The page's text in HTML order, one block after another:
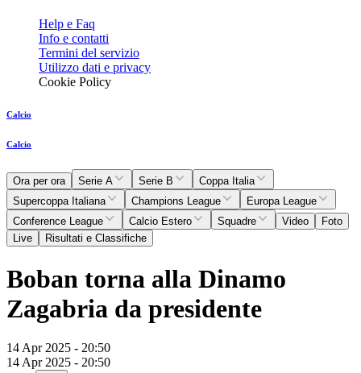
Help e Faq
Info e contatti
Termini del servizio
Utilizzo dati e privacy
Cookie Policy
Calcio
Calcio
Ora per ora Serie A Serie B
Coppa Italia
Supercoppa Italiana
Champions League
Europa League
Conference League
Calcio Estero Squadre Video
Foto
Live
Risultati e Classifiche
Boban torna alla Dinamo
Zagabria da presidente
14 Apr 2025 - 20:50
14 Apr 2025 - 20:50